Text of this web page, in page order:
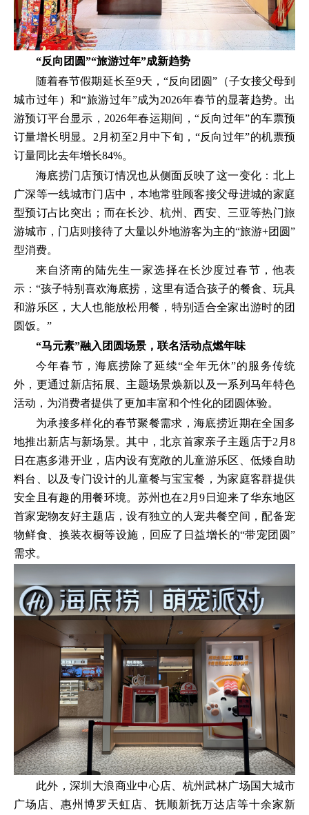
“反向团圆”“旅游过年”成新趋势
随着春节假期延长至9天，“反向团圆”（子女接父母到
城市过年）和“旅游过年”成为2026年春节的显著趋势。出
游预订平台显示，2026年春运期间，“反向过年”的车票预
订量增长明显。2月初至2月中下旬，“反向过年”的机票预
订量同比去年增长84%。
海底捞门店预订情况也从侧面反映了这一变化：北上
广深等一线城市门店中，本地常驻顾客接父母进城的家庭
型预订占比突出；而在长沙、杭州、西安、三亚等热门旅
游城市，门店则接待了大量以外地游客为主的“旅游+团圆”
型消费。
来自济南的陆先生一家选择在长沙度过春节，他表
示：“孩子特别喜欢海底捞，这里有适合孩子的餐食、玩具
和游乐区，大人也能放松用餐，特别适合全家出游时的团
圆饭。”
“马元素”融入团圆场景，联名活动点燃年味
今年春节，海底捞除了延续“全年无休”的服务传统
外，更通过新店拓展、主题场景焕新以及一系列马年特色
活动，为消费者提供了更加丰富和个性化的团圆体验。
为承接多样化的春节聚餐需求，海底捞近期在全国多
地推出新店与新场景。其中，北京首家亲子主题店于2月8
日在惠多港开业，店内设有宽敞的儿童游乐区、低矮自助
料台、以及专门设计的儿童餐与宝宝餐，为家庭客群提供
安全且有趣的用餐环境。苏州也在2月9日迎来了华东地区
首家宠物友好主题店，设有独立的人宠共餐空间，配备宠
物鲜食、换装衣橱等设施，回应了日益增长的“带宠团圆”
需求。
此外，深圳大浪商业中心店、杭州武林广场国大城市
广场店、惠州博罗天虹店、抚顺新抚万达店等十余家新